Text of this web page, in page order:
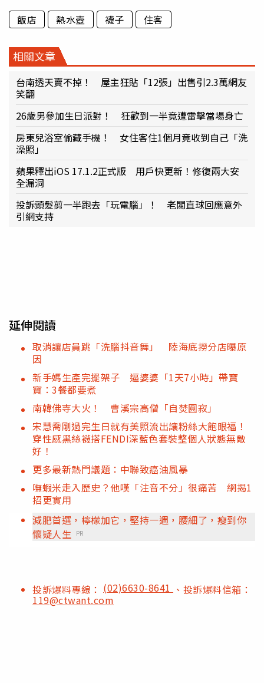
飯店 熱水壺 襪子 住客
相關文章
台南透天賣不掉！ 屋主狂貼「12張」出售引2.3萬網友
笑翻
26歲男參加生日派對！ 狂歡到一半竟遭雷擊當場身亡
房東兒浴室偷藏手機！ 女住客住1個月竟收到自己「洗
澡照」
蘋果釋出iOS 17.1.2正式版 用戶快更新！修復兩大安
全漏洞
投訴頭髮剪一半跑去「玩電腦」！ 老闆直球回應意外
引網支持
延伸閱讀
取消讓店員跳「洗腦抖音舞」 陸海底撈分店曝原
因
新手媽生產完擺架子 逼婆婆「1天7小時」帶寶
寶：3餐都要煮
南韓佛寺大火！ 曹溪宗高僧「自焚圓寂」
宋慧喬剛過完生日就有美照流出讓粉絲大飽眼福！
穿性感黑絲襪搭FENDI深藍色套裝整個人狀態無敵
好！
更多最新熱門議題：中聯致癌油風暴
嘸蝦米走入歷史？他嘆「注音不分」很痛苦 網揭1
招更實用
減肥首選，檸檬加它，堅持一週，腰細了，瘦到你
懷疑人生
PR
投訴爆料專線： (02)6630-8641 、投訴爆料信箱：
119@ctwant.com